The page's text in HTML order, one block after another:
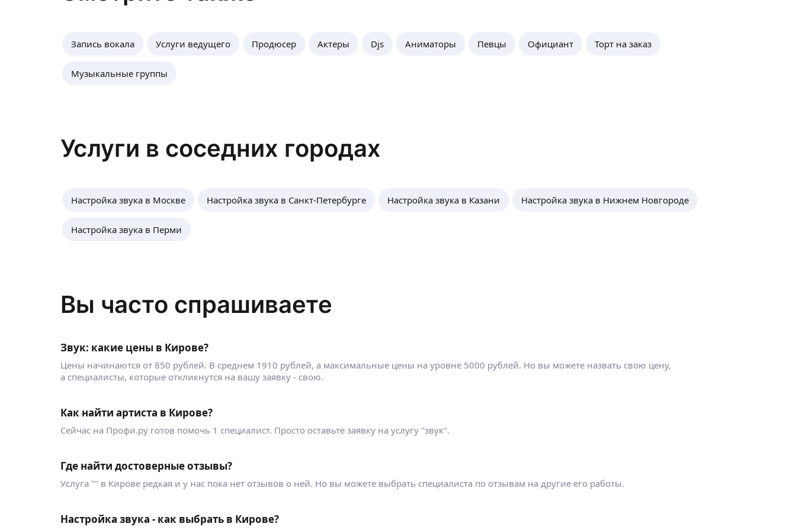
Запись вокала Услуги ведущего Продюсер Актеры Djs Аниматоры Певцы Официант Торт на заказ
Музыкальные группы
Услуги в соседних городах
Настройка звука в Москве Настройка звука в Санкт-Петербурге Настройка звука в Казани Настройка звука в Нижнем Новгороде
Настройка звука в Перми
Вы часто спрашиваете
Звук: какие цены в Кирове?
Цены начинаются от 850 рублей. В среднем 1910 рублей, а максимальные цены на уровне 5000 рублей. Но вы можете назвать свою цену,
а специалисты, которые откликнутся на вашу заявку - свою.
Как найти артиста в Кирове?
Сейчас на Профи.ру готов помочь 1 специалист. Просто оставьте заявку на услугу "звук".
Где найти достоверные отзывы?
Услуга "" в Кирове редкая и у нас пока нет отзывов о ней. Но вы можете выбрать специалиста по отзывам на другие его работы.
Настройка звука - как выбрать в Кирове?